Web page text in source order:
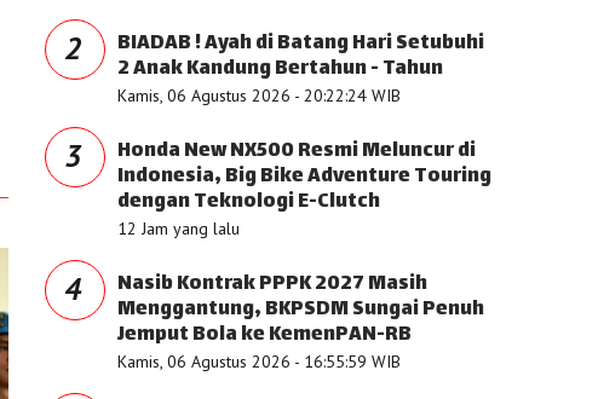
2 BIADAB ! Ayah di Batang Hari Setubuhi
2 Anak Kandung Bertahun - Tahun
Kamis, 06 Agustus 2026 - 20:22:24 WIB
3 Honda New NX500 Resmi Meluncur di
Indonesia, Big Bike Adventure Touring
dengan Teknologi E-Clutch
12 Jam yang lalu
4 Nasib Kontrak PPPK 2027 Masih
Menggantung, BKPSDM Sungai Penuh
Jemput Bola ke KemenPAN-RB
Kamis, 06 Agustus 2026 - 16:55:59 WIB